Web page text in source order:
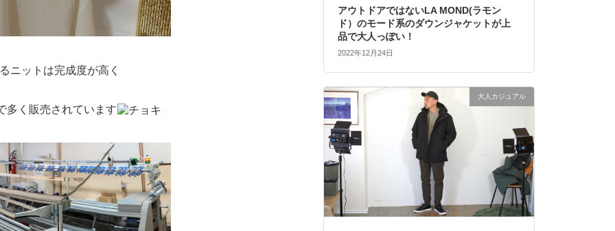
ニットは完成度が高く
多く販売されています
アウトドアではないLA MOND(ラモン
ド）のモード系のダウンジャケットが上
品で大人っぽい！
2022年12月24日
大人カジュアル